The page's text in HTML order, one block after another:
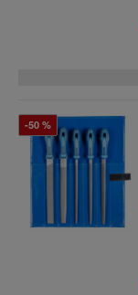
-50 %